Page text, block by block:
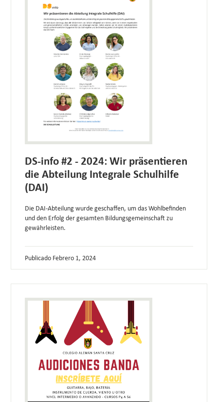
DS-info #2 - 2024: Wir präsentieren
die Abteilung Integrale Schulhilfe
(DAI)
Die DAI-Abteilung wurde geschaffen, um das Wohlbefinden
und den Erfolg der gesamten Bildungsgemeinschaft zu
gewährleisten.
Publicado Febrero 1, 2024